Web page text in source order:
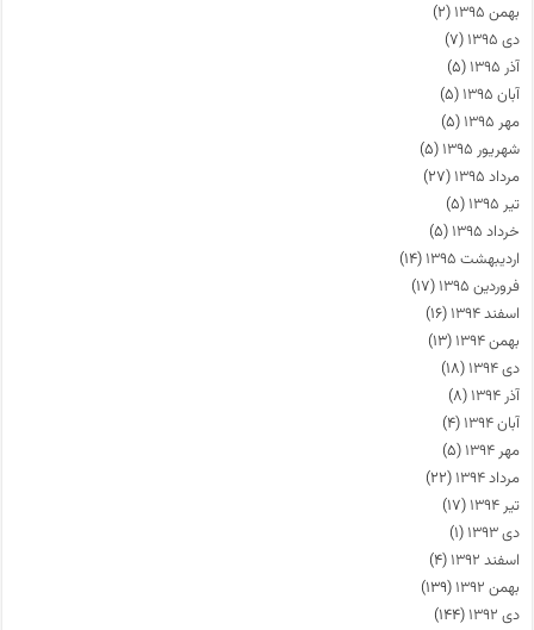
بهمن ۱۳۹۵
(۲)
دی ۱۳۹۵
(۷)
آذر ۱۳۹۵
(۵)
آبان ۱۳۹۵
(۵)
مهر ۱۳۹۵
(۵)
شهریور ۱۳۹۵
(۵)
مرداد ۱۳۹۵
(۲۷)
تیر ۱۳۹۵
(۵)
خرداد ۱۳۹۵
(۵)
اردیبهشت ۱۳۹۵
(۱۴)
فروردین ۱۳۹۵
(۱۷)
اسفند ۱۳۹۴
(۱۶)
بهمن ۱۳۹۴
(۱۳)
دی ۱۳۹۴
(۱۸)
آذر ۱۳۹۴
(۸)
آبان ۱۳۹۴
(۴)
مهر ۱۳۹۴
(۵)
مرداد ۱۳۹۴
(۲۲)
تیر ۱۳۹۴
(۱۷)
دی ۱۳۹۳
(۱)
اسفند ۱۳۹۲
(۴)
بهمن ۱۳۹۲
(۱۳۹)
دی ۱۳۹۲
(۱۴۴)